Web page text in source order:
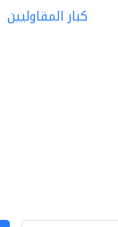
كبار المقاوليين